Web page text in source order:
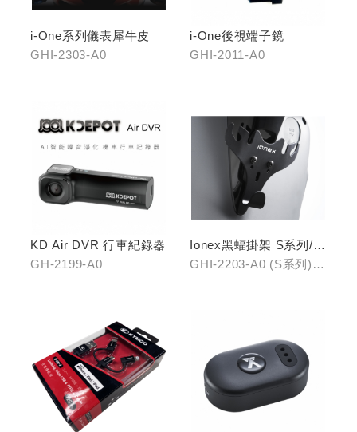
i-One系列儀表犀牛皮
GHI-2303-A0
i-One後視端子鏡
GHI-2011-A0
KD Air DVR 行車紀錄器
GH-2199-A0
Ionex黑蝠掛架 S系列/i-
One
GHI-2203-A0 (S系列)、